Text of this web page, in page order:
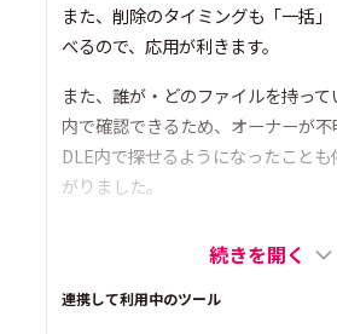
また、削除のタイミングも「一括
べるので、応用が利きます。
また、誰が・どのファイルを持っ
内で確認できるため、オーナーが
DLE内で探せるようになったこと
がりました。
続きを開く
連携して利用中のツール